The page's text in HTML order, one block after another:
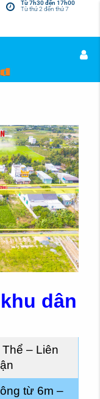
Từ 7h30 đến 17h00
Từ thứ 2 đến thứ 7
dân
– Liên
từ 6m –